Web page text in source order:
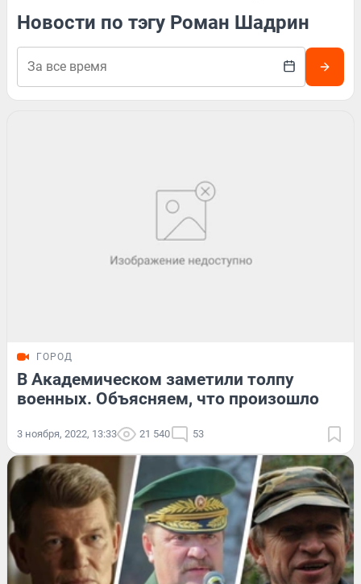
Новости по тэгу Роман Шадрин
ГОРОД
В Академическом заметили толпу
военных. Объясняем, что произошло
3 ноября, 2022, 13:33 21 540 53